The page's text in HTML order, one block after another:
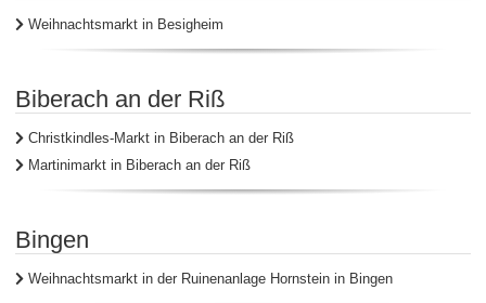
Weihnachtsmarkt in Besigheim
Biberach an der Riß
Christkindles-Markt in Biberach an der Riß
Martinimarkt in Biberach an der Riß
Bingen
Weihnachtsmarkt in der Ruinenanlage Hornstein in Bingen